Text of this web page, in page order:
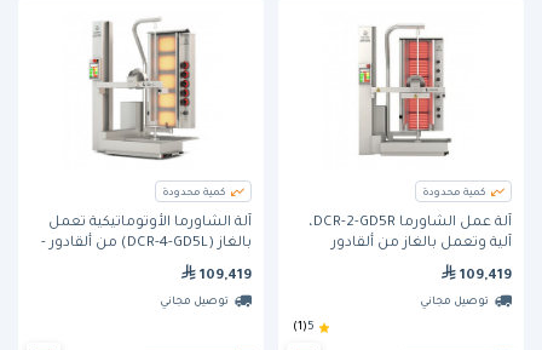
كمية محدودة
آلة عمل الشاورما DCR-2-GD5R،
آلية وتعمل بالغاز من ألقادور
109,419
توصيل مجاني
5
(1)
كمية محدودة
آلة الشاورما الأوتوماتيكية تعمل
بالغاز (DCR-4-GD5L) من ألقادور -
الجهاز مثبت على الجهة اليسرى
109,419
توصيل مجاني